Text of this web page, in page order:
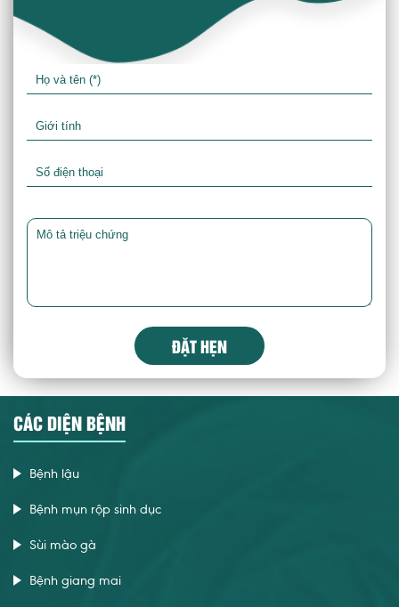
ĐẶT HẸN
CÁC DIỆN BỆNH
Bệnh lậu
Bệnh mụn rộp sinh dục
Sùi mào gà
Bệnh giang mai